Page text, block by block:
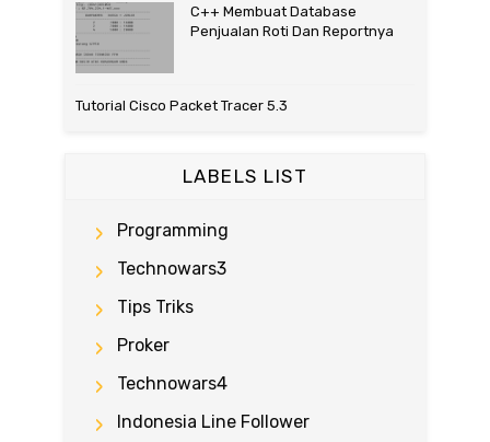
C++ Membuat Database
Penjualan Roti Dan Reportnya
Tutorial Cisco Packet Tracer 5.3
LABELS LIST
Programming
Technowars3
Tips Triks
Proker
Technowars4
Indonesia Line Follower